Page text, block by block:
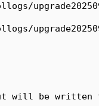
be written